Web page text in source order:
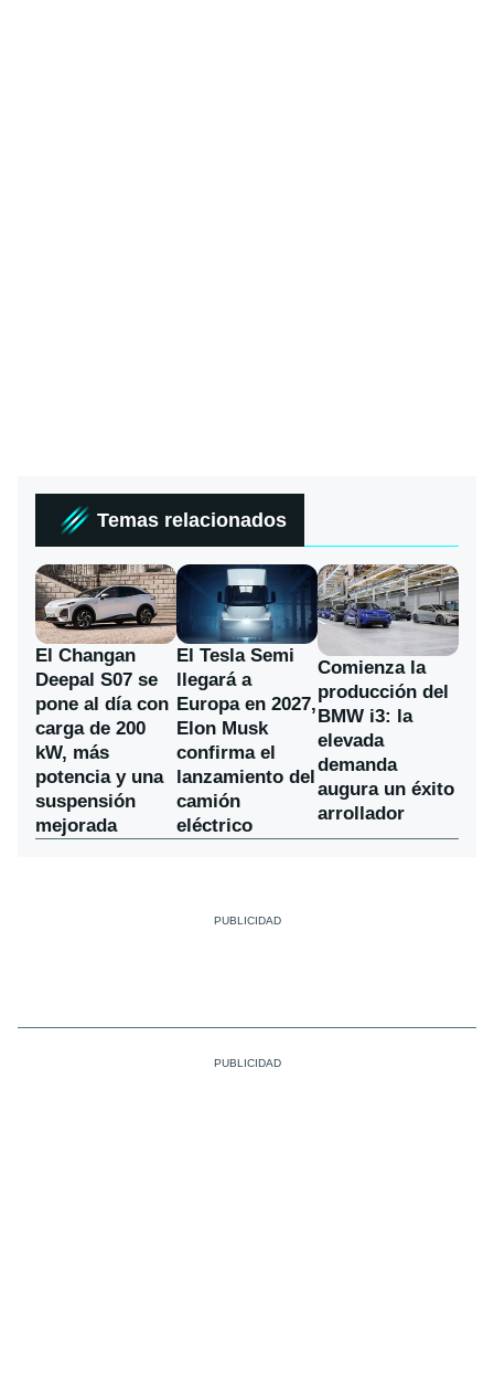
Temas relacionados
El Changan
Deepal S07 se
pone al día con
carga de 200
kW, más
potencia y una
suspensión
mejorada
El Tesla Semi
llegará a
Europa en 2027,
Elon Musk
confirma el
lanzamiento del
camión
eléctrico
Comienza la
producción del
BMW i3: la
elevada
demanda
augura un éxito
arrollador